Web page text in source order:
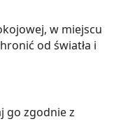
w miejscu
od światła i
go zgodnie z